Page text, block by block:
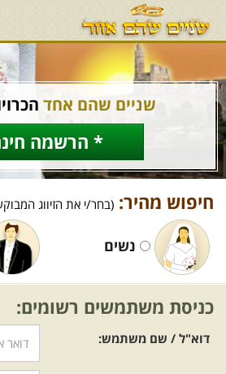
שניים שהם אחד
* הרשמה
חיפוש מהיר: (בחר/י את הזיווג
נשים
כניסת משתמשים רשומים:
דוא"ל / שם משתמש: